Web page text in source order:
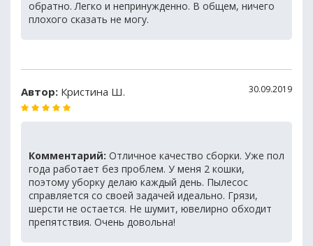
обратно. Легко и непринужденно. В общем, ничего
плохого сказать не могу.
Автор: Кристина Ш. 30.09.2019
Комментарий: Отличное качество сборки. Уже пол
года работает без проблем. У меня 2 кошки,
поэтому уборку делаю каждый день. Пылесос
справляется со своей задачей идеально. Грязи,
шерсти не остается. Не шумит, ювелирно обходит
препятствия. Очень довольна!